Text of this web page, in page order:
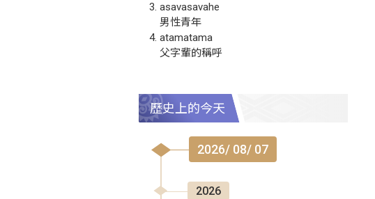
asavasavahe
男性青年
atamatama
父字輩的稱呼
歷史上的今天
2026/ 08/ 07
2026